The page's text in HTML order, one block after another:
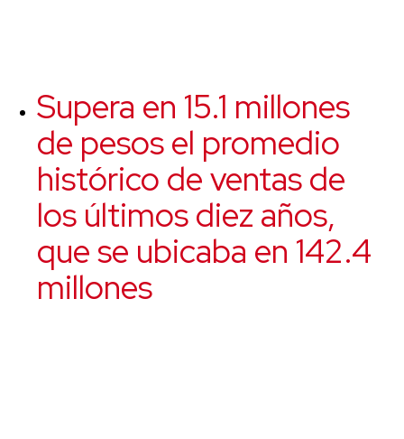
Supera en 15.1 millones
de pesos el promedio
histórico de ventas de
los últimos diez años,
que se ubicaba en 142.4
millones